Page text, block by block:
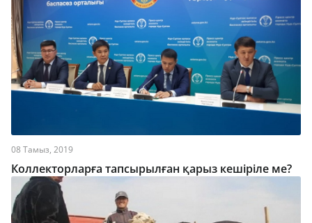
08 Тамыз, 2019
Коллекторларға тапсырылған қарыз кешіріле ме?